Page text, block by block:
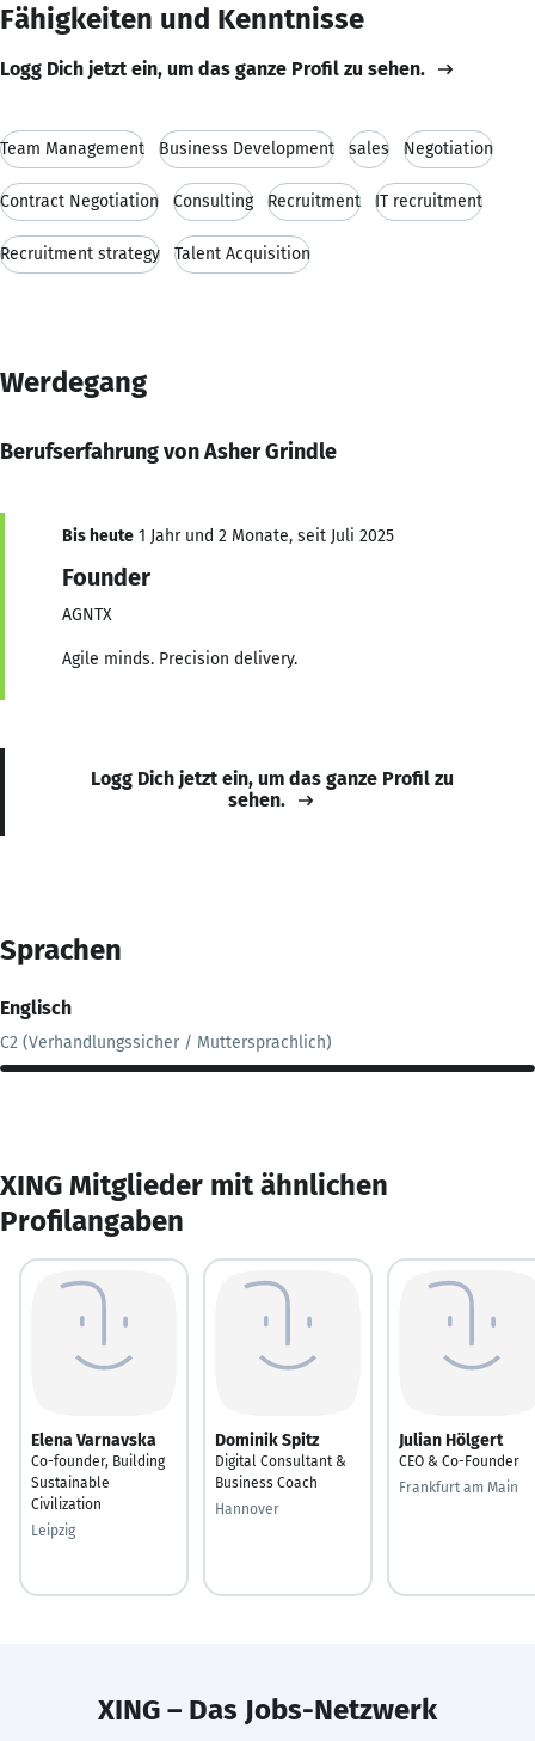
Fähigkeiten und Kenntnisse
Logg Dich jetzt ein, um das ganze Profil zu sehen.
Team Management Business Development sales Negotiation
Contract Negotiation Consulting Recruitment IT recruitment
Recruitment strategy Talent Acquisition
Werdegang
Berufserfahrung von Asher Grindle
Bis heute 1 Jahr und 2 Monate, seit Juli 2025
Founder
AGNTX
Agile minds. Precision delivery.
Logg Dich jetzt ein, um das ganze Profil zu
sehen.
Sprachen
Englisch
C2 (Verhandlungssicher / Muttersprachlich)
XING Mitglieder mit ähnlichen
Profilangaben
Elena Varnavska
Co-founder, Building
Sustainable
Civilization
Leipzig
Dominik Spitz
Digital Consultant &
Business Coach
Hannover
Julian Hölgert
CEO & Co-Founder
Frankfurt am Main
XING – Das Jobs-Netzwerk